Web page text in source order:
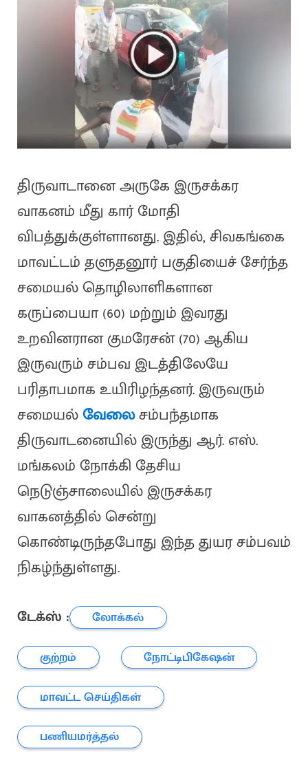
திருவாடானை அருகே இருசக்கர
வாகனம் மீது கார் மோதி
விபத்துக்குள்ளானது. இதில், சிவகங்கை
மாவட்டம் தளுதனூர் பகுதியைச் சேர்ந்த
சமையல் தொழிலாளிகளான
கருப்பையா (60) மற்றும் இவரது
உறவினரான குமரேசன் (70) ஆகிய
இருவரும் சம்பவ இடத்திலேயே
பரிதாபமாக உயிரிழந்தனர். இருவரும்
சமையல்வேலைசம்பந்தமாக
திருவாடனையில் இருந்து ஆர். எஸ்.
மங்கலம் நோக்கி தேசிய
நெடுஞ்சாலையில் இருசக்கர
வாகனத்தில் சென்று
கொண்டிருந்தபோது இந்த துயர சம்பவம்
நிகழ்ந்துள்ளது.
டேக்ஸ் :
லோக்கல்
குற்றம்
நோட்டிபிகேஷன்
மாவட்ட செய்திகள்
பணியமர்த்தல்